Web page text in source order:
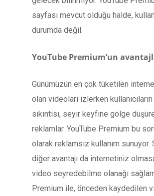
sayfası mevcut olduğu halde,
durumda değil.
YouTube Premium’un
Günümüzün en çok tüketilen
olan videoları izlerken
sıkıntısı, seyir keyfine gölge
reklamlar. YouTube Premium bu
olarak reklamsız kullanım
diğer avantajı da internetiniz
video seyredebilme olanağı
Premium ile, önceden kaydedilen